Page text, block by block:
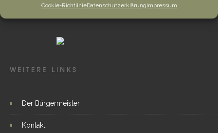
Cookie-RichtlinieDatenschutzerklärungImpressum
WEITERE LINKS
Der Bürgermeister
Kontakt